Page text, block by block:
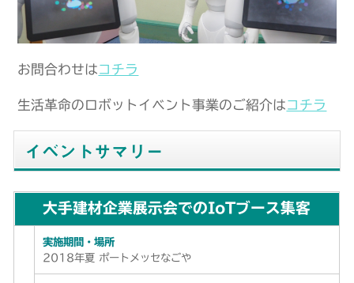
お問合わせはコチラ
生活革命のロボットイベント事業のご紹介はコチラ
イベントサマリー
大手建材企業展示会でのIoTブース集客
実施期間・場所
2018年夏 ポートメッセなごや